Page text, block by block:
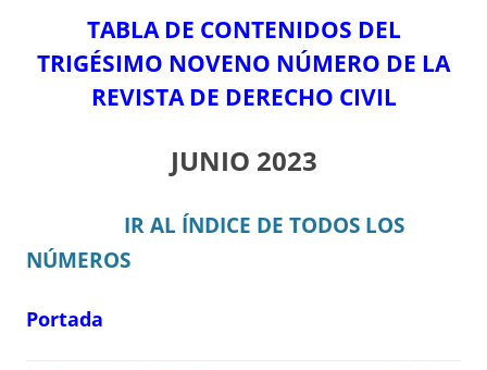
TABLA DE CONTENIDOS DEL
TRIGÉSIMO NOVENO NÚMERO DE LA
REVISTA DE DERECHO CIVIL
JUNIO 2023
IR AL ÍNDICE DE TODOS LOS
NÚMEROS
Portada